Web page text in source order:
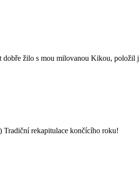
žilo s mou milovanou Kikou, položil
Tradiční rekapitulace končícího roku!